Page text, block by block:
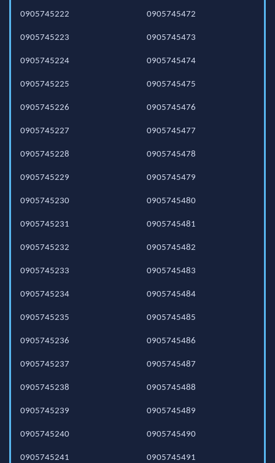
0905745222
0905745223
0905745224
0905745225
0905745226
0905745227
0905745228
0905745229
0905745230
0905745231
0905745232
0905745233
0905745234
0905745235
0905745236
0905745237
0905745238
0905745239
0905745240
0905745241
0905745472
0905745473
0905745474
0905745475
0905745476
0905745477
0905745478
0905745479
0905745480
0905745481
0905745482
0905745483
0905745484
0905745485
0905745486
0905745487
0905745488
0905745489
0905745490
0905745491